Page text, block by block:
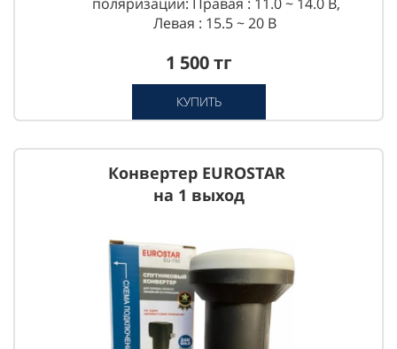
Левая : 15.5 ~ 20 В
1 500 тг
КУПИТЬ
Конвертер EUROSTAR
на 1 выход